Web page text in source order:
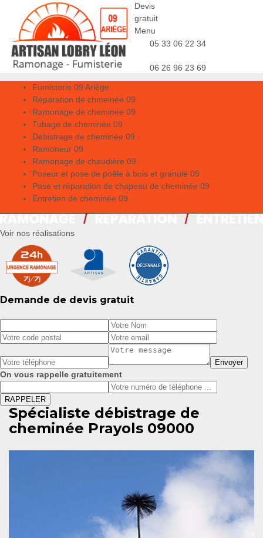
Devis
gratuit
Menu
05 33 06 22 34
06 26 96 23 69
Fumisterie 09 Ariège
Réparation de chmeinée 09
Ramonage de cheminée 09
Tubage de cheminée 09
Débistrage de cheminée 09
Ramoneur 09
Ramonage de chaudière 09
Poseur et pose de poêle à bois et granulé 09
Pose et réparation de chapeau de cheminée 09
Entretien de cheminée 09
Voir nos réalisations
Demande de devis gratuit
On vous rappelle gratuitement
Spécialiste débistrage de
cheminée Prayols 09000